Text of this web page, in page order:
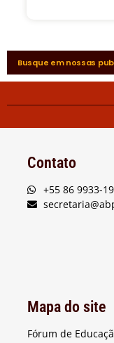
Contato
+55 86 9933-
Mapa do site
Fórum de